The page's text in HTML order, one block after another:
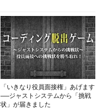
「いきなり役員面接権」あげます
──ジャストシステムから「挑戦
状」が届きました